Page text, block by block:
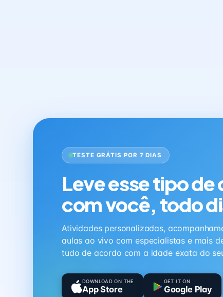
TESTE GRÁTIS POR 7 DIAS
Leve esse tipo
com você, todo
Atividades personalizadas,
aulas ao vivo com especialistas e mais
tudo de acordo com a idade exata do
DOWNLOAD ON THE
App Store
GET IT ON
Google Play